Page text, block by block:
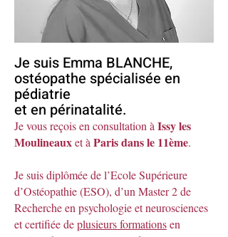
Je suis Emma BLANCHE,
ostéopathe spécialisée en
pédiatrie
et en périnatalité.
Je vous reçois en consultation à Issy les
Moulineauxet à Paris dans le 11ème.
Je suis diplômée de l’Ecole Supérieure
d’Ostéopathie (ESO), d’un Master 2 de
Recherche en psychologie et neurosciences
et certifiée deplusieurs formationsen